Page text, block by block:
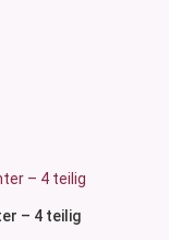
– 4 teilig